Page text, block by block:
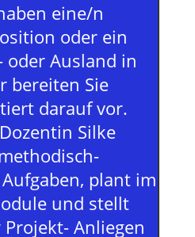
eine/n
oder ein
oder Ausland in
bereiten Sie
darauf vor.
Silke
plant im
und stellt
Anliegen